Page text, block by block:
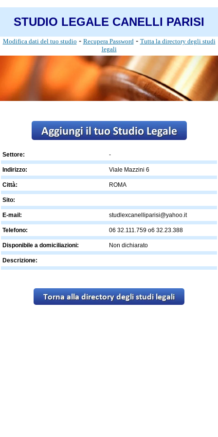
STUDIO LEGALE CANELLI PARISI
Modifica dati del tuo studio - Recupera Password - Tutta la directory degli studi
legali
Settore: -
Indirizzo: Viale Mazzini 6
Città: ROMA
Sito:
E-mail: studlexcanelliparisi@yahoo.it
Telefono: 06 32.111.759 o6 32.23.388
Disponibile a domiciliazioni: Non dichiarato
Descrizione: